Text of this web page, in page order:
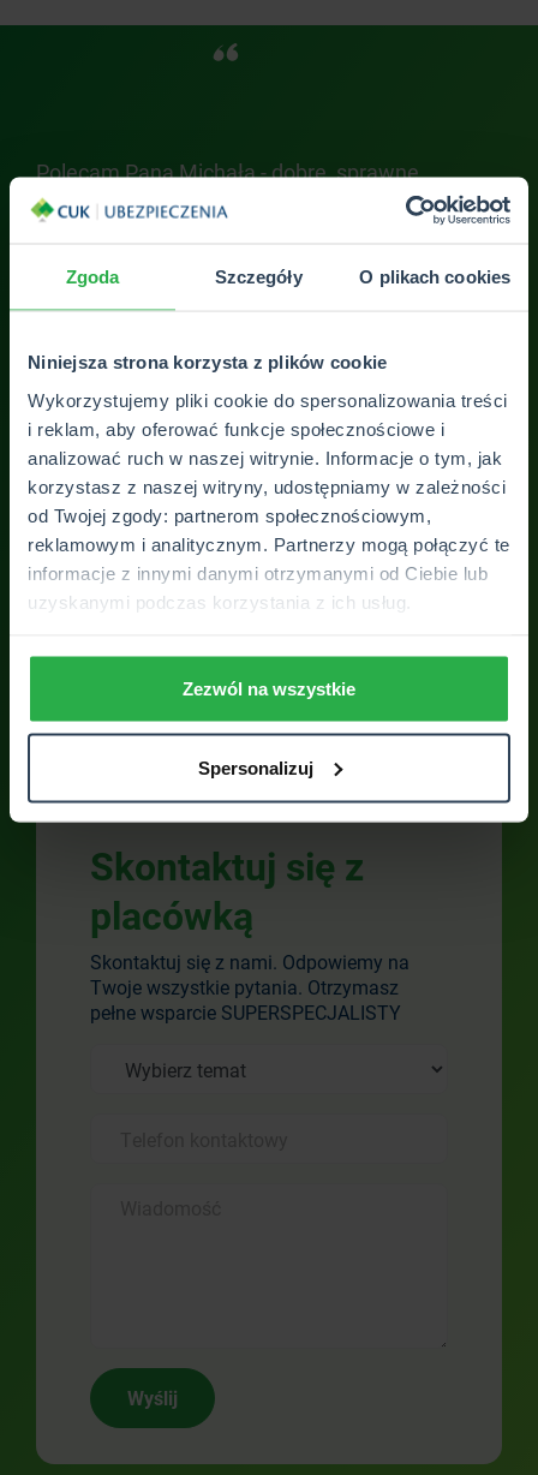
Zgoda Szczegóły O plikach cookies
Niniejsza strona korzysta z plików cookie
Wykorzystujemy pliki cookie do spersonalizowania treści
i reklam, aby oferować funkcje społecznościowe i
analizować ruch w naszej witrynie. Informacje o tym, jak
korzystasz z naszej witryny, udostępniamy w zależności
od Twojej zgody: partnerom społecznościowym,
reklamowym i analitycznym. Partnerzy mogą połączyć te
informacje z innymi danymi otrzymanymi od Ciebie lub
uzyskanymi podczas korzystania z ich usług.
Zezwól na wszystkie
Spersonalizuj
Polecam Pana Michała - dobre, sprawne
doradztwo! Doceniam zaangażowanie - gdy
godzinach swojej pracy. Ma dobre oferty (z
dobrą zniżką agencyjną), więc ubezpieczam
ZOBACZ WSZYSTKIE OPINIE
Skontaktuj się z
placówką
Skontaktuj się z nami. Odpowiemy na
Twoje wszystkie pytania. Otrzymasz
pełne wsparcie SUPERSPECJALISTY
Wyślij